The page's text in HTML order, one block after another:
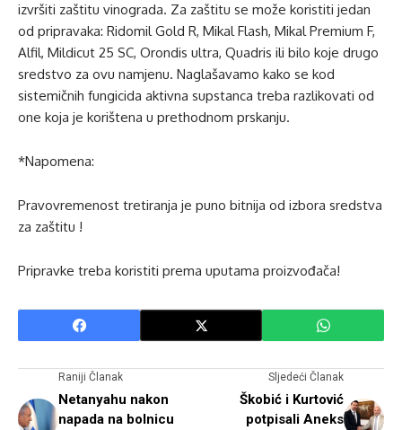
izvršiti zaštitu vinograda. Za zaštitu se može koristiti jedan
od pripravaka: Ridomil Gold R, Mikal Flash, Mikal Premium F,
Alfil, Mildicut 25 SC, Orondis ultra, Quadris ili bilo koje drugo
sredstvo za ovu namjenu. Naglašavamo kako se kod
sistemičnih fungicida aktivna supstanca treba razlikovati od
one koja je korištena u prethodnom prskanju.
*Napomena:
Pravovremenost tretiranja je puno bitnija od izbora sredstva
za zaštitu !
Pripravke treba koristiti prema uputama proizvođača!
Raniji Članak
Netanyahu nakon
napada na bolnicu
Sljedeći Članak
Škobić i Kurtović
potpisali Aneks